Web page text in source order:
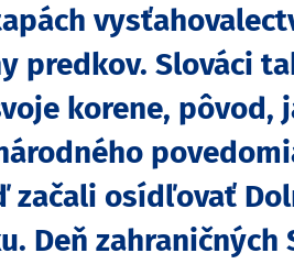
predkov. Slováci
korene, pôvod,
osídľovať
Deň zahraničných